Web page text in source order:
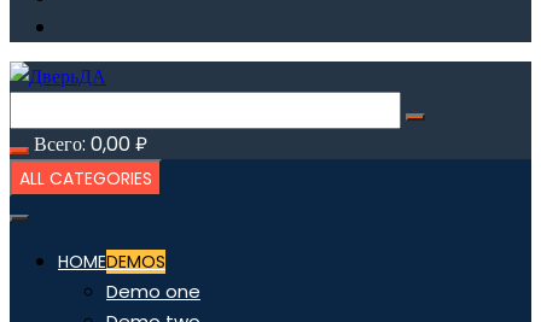
Всего: 0,00₽
ALL CATEGORIES
HOMEDEMOS
Demo one